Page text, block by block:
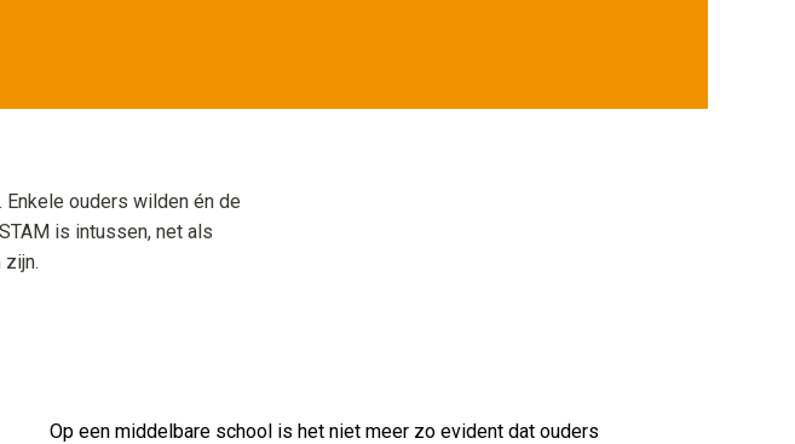
ouders wilden én de
is intussen, net als
Op een middelbare school is het niet meer zo evident dat ouders